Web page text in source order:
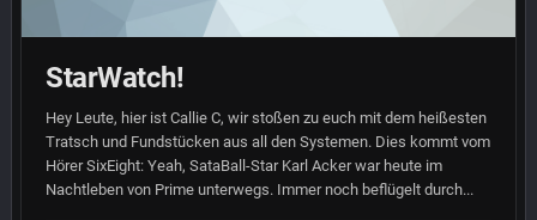
StarWatch!
Hey Leute, hier ist Callie C, wir stoßen zu euch mit dem heißesten
Tratsch und Fundstücken aus all den Systemen. Dies kommt vom
Hörer SixEight: Yeah, SataBall-Star Karl Acker war heute im
Nachtleben von Prime unterwegs. Immer noch beflügelt durch...